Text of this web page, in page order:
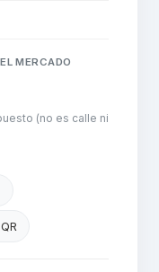
MERCADO
(no es calle ni